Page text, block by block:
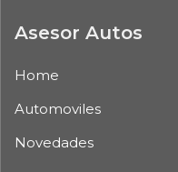
Asesor Autos
Home
Automoviles
Novedades